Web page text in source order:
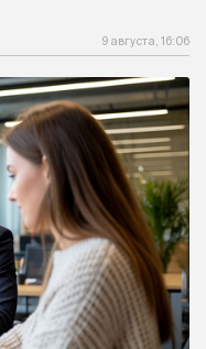
9 августа, 16:06